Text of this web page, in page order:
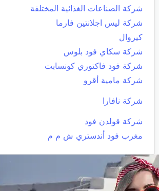
شركة الصناعات الغذائية المختلفة
شركة ليس اجلانتين فارما
كيروال
شركة سكاي فود بلوس
شركة فود فاكتوري كونسابت
شركة مامية أقرو
شركة نافارا
شركة قولدن فود
مغرب فود أندستري ش م م